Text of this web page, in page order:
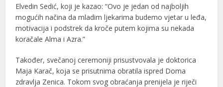
Elvedin Sedić, koji je kazao: “Ovo je jedan od najboljih
mogućih načina da mladim ljekarima budemo vjetar u leđa,
motivacija i podstrek da kroče putem kojima su nekada
koračale Alma i Azra.”
Također, svečanoj ceremoniji prisustvovala je doktorica
Maja Karač, koja se prisutnima obratila ispred Doma
zdravlja Zenica. Tokom svog obraćanja prenijela je riječi